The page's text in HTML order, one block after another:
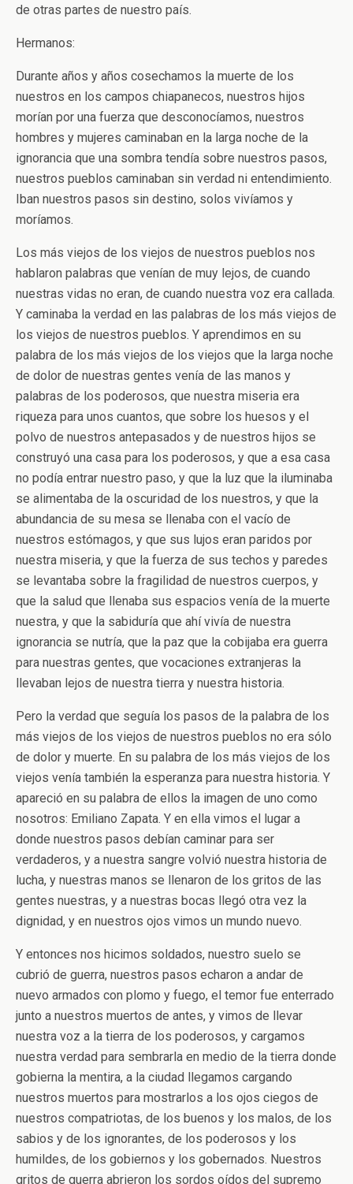
de otras partes de nuestro país.
Hermanos:
Durante años y años cosechamos la muerte de los
nuestros en los campos chiapanecos, nuestros hijos
morían por una fuerza que desconocíamos, nuestros
hombres y mujeres caminaban en la larga noche de la
ignorancia que una sombra tendía sobre nuestros pasos,
nuestros pueblos caminaban sin verdad ni entendimiento.
Iban nuestros pasos sin destino, solos vivíamos y
moríamos.
Los más viejos de los viejos de nuestros pueblos nos
hablaron palabras que venían de muy lejos, de cuando
nuestras vidas no eran, de cuando nuestra voz era callada.
Y caminaba la verdad en las palabras de los más viejos de
los viejos de nuestros pueblos. Y aprendimos en su
palabra de los más viejos de los viejos que la larga noche
de dolor de nuestras gentes venía de las manos y
palabras de los poderosos, que nuestra miseria era
riqueza para unos cuantos, que sobre los huesos y el
polvo de nuestros antepasados y de nuestros hijos se
construyó una casa para los poderosos, y que a esa casa
no podía entrar nuestro paso, y que la luz que la iluminaba
se alimentaba de la oscuridad de los nuestros, y que la
abundancia de su mesa se llenaba con el vacío de
nuestros estómagos, y que sus lujos eran paridos por
nuestra miseria, y que la fuerza de sus techos y paredes
se levantaba sobre la fragilidad de nuestros cuerpos, y
que la salud que llenaba sus espacios venía de la muerte
nuestra, y que la sabiduría que ahí vivía de nuestra
ignorancia se nutría, que la paz que la cobijaba era guerra
para nuestras gentes, que vocaciones extranjeras la
llevaban lejos de nuestra tierra y nuestra historia.
Pero la verdad que seguía los pasos de la palabra de los
más viejos de los viejos de nuestros pueblos no era sólo
de dolor y muerte. En su palabra de los más viejos de los
viejos venía también la esperanza para nuestra historia. Y
apareció en su palabra de ellos la imagen de uno como
nosotros: Emiliano Zapata. Y en ella vimos el lugar a
donde nuestros pasos debían caminar para ser
verdaderos, y a nuestra sangre volvió nuestra historia de
lucha, y nuestras manos se llenaron de los gritos de las
gentes nuestras, y a nuestras bocas llegó otra vez la
dignidad, y en nuestros ojos vimos un mundo nuevo.
Y entonces nos hicimos soldados, nuestro suelo se
cubrió de guerra, nuestros pasos echaron a andar de
nuevo armados con plomo y fuego, el temor fue enterrado
junto a nuestros muertos de antes, y vimos de llevar
nuestra voz a la tierra de los poderosos, y cargamos
nuestra verdad para sembrarla en medio de la tierra donde
gobierna la mentira, a la ciudad llegamos cargando
nuestros muertos para mostrarlos a los ojos ciegos de
nuestros compatriotas, de los buenos y los malos, de los
sabios y de los ignorantes, de los poderosos y los
humildes, de los gobiernos y los gobernados. Nuestros
gritos de guerra abrieron los sordos oídos del supremo